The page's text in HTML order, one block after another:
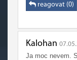
reagovat (0)
Kalohan
Ja moc nevem.